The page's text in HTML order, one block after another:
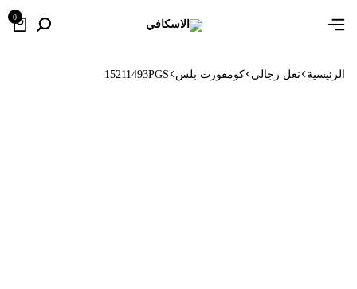
0
الرئيسية نعل رجالي كومفورت بلس 15211493PGS